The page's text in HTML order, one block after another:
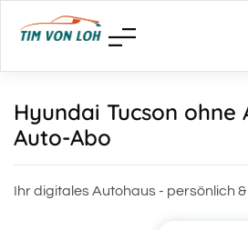
Hyundai Tucson ohne
Auto-Abo
Ihr digitales Autohaus - persönlich